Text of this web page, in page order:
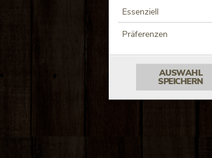
Essenziell
Präferenzen
AUSWAHL
SPEICHERN